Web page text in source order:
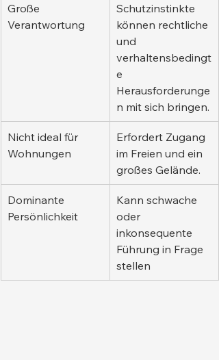
Große
Verantwortung
Schutzinstinkte
können rechtliche
und
verhaltensbedingt
e
Herausforderunge
n mit sich bringen.
Nicht ideal für
Wohnungen
Erfordert Zugang
im Freien und ein
großes Gelände.
Dominante
Persönlichkeit
Kann schwache
oder
inkonsequente
Führung in Frage
stellen